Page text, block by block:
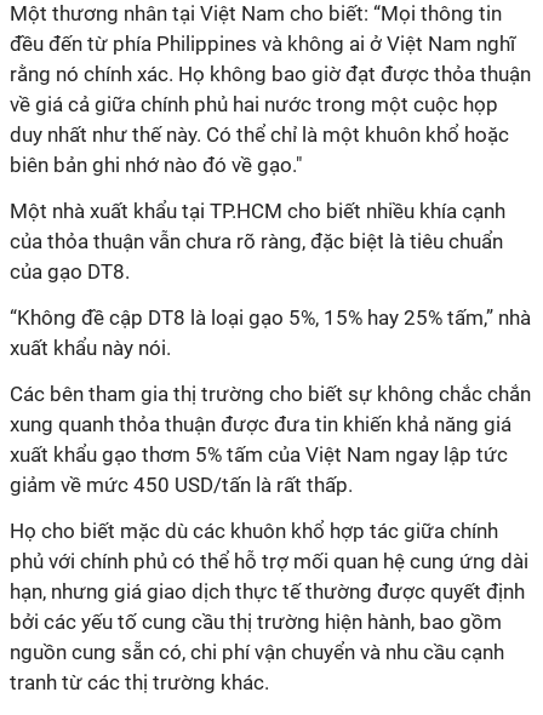
Một thương nhân tại Việt Nam cho biết: “Mọi thông tin
đều đến từ phía Philippines và không ai ở Việt Nam nghĩ
rằng nó chính xác. Họ không bao giờ đạt được thỏa thuận
về giá cả giữa chính phủ hai nước trong một cuộc họp
duy nhất như thế này. Có thể chỉ là một khuôn khổ hoặc
biên bản ghi nhớ nào đó về gạo."
Một nhà xuất khẩu tại TP.HCM cho biết nhiều khía cạnh
của thỏa thuận vẫn chưa rõ ràng, đặc biệt là tiêu chuẩn
của gạo DT8.
“Không đề cập DT8 là loại gạo 5%, 15% hay 25% tấm,” nhà
xuất khẩu này nói.
Các bên tham gia thị trường cho biết sự không chắc chắn
xung quanh thỏa thuận được đưa tin khiến khả năng giá
xuất khẩu gạo thơm 5% tấm của Việt Nam ngay lập tức
giảm về mức 450 USD/tấn là rất thấp.
Họ cho biết mặc dù các khuôn khổ hợp tác giữa chính
phủ với chính phủ có thể hỗ trợ mối quan hệ cung ứng dài
hạn, nhưng giá giao dịch thực tế thường được quyết định
bởi các yếu tố cung cầu thị trường hiện hành, bao gồm
nguồn cung sẵn có, chi phí vận chuyển và nhu cầu cạnh
tranh từ các thị trường khác.